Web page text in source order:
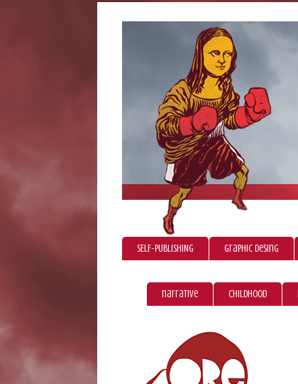
SELF-PUBLISHING graphic desing
narrative childhood